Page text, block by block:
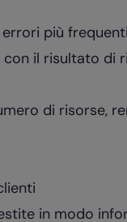
più
con il risultato di
di risorse,
in modo